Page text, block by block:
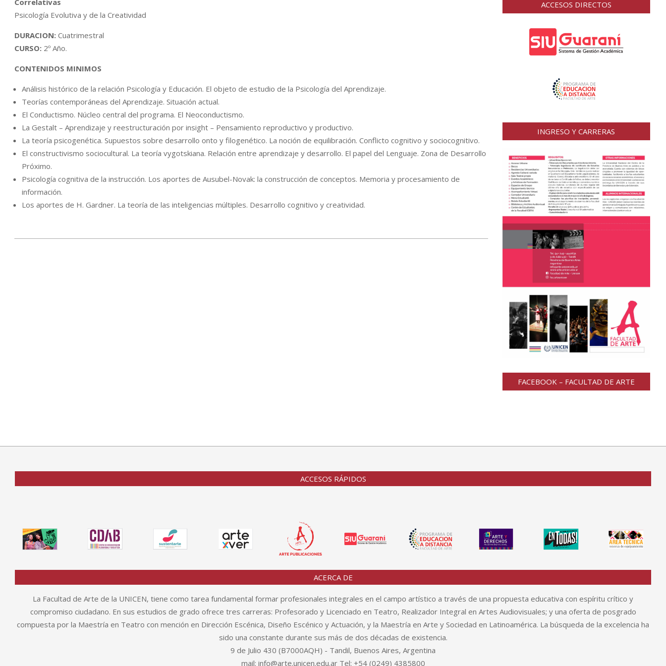
Correlativas
Psicología Evolutiva y de la Creatividad
DURACION: Cuatrimestral
CURSO: 2º Año.
CONTENIDOS MINIMOS
Análisis histórico de la relación Psicología y Educación. El objeto de estudio de la Psicología del Aprendizaje.
Teorías contemporáneas del Aprendizaje. Situación actual.
El Conductismo. Núcleo central del programa. El Neoconductismo.
La Gestalt – Aprendizaje y reestructuración por insight – Pensamiento reproductivo y productivo.
La teoría psicogenética. Supuestos sobre desarrollo onto y filogenético. La noción de equilibración. Conflicto cognitivo y sociocognitivo.
El constructivismo sociocultural. La teoría vygotskiana. Relación entre aprendizaje y desarrollo. El papel del Lenguaje. Zona de Desarrollo
Próximo.
Psicología cognitiva de la instrucción. Los aportes de Ausubel-Novak: la construcción de conceptos. Memoria y procesamiento de
información.
Los aportes de H. Gardner. La teoría de las inteligencias múltiples. Desarrollo cognitivo y creatividad.
ACCESOS DIRECTOS
INGRESO Y CARRERAS
FACEBOOK – FACULTAD DE ARTE
ACCESOS RÁPIDOS
ACERCA DE
La Facultad de Arte de la UNICEN, tiene como tarea fundamental formar profesionales integrales en el campo artístico a través de una propuesta educativa con espíritu crítico y
compromiso ciudadano. En sus estudios de grado ofrece tres carreras: Profesorado y Licenciado en Teatro, Realizador Integral en Artes Audiovisuales; y una oferta de posgrado
compuesta por la Maestría en Teatro con mención en Dirección Escénica, Diseño Escénico y Actuación, y la Maestría en Arte y Sociedad en Latinoamérica. La búsqueda de la excelencia ha
sido una constante durante sus más de dos décadas de existencia.
9 de Julio 430 (B7000AQH) - Tandil, Buenos Aires, Argentina
mail: info@arte.unicen.edu.ar Tel: +54 (0249) 4385800